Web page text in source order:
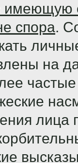
имеющую
спора.
на
лица